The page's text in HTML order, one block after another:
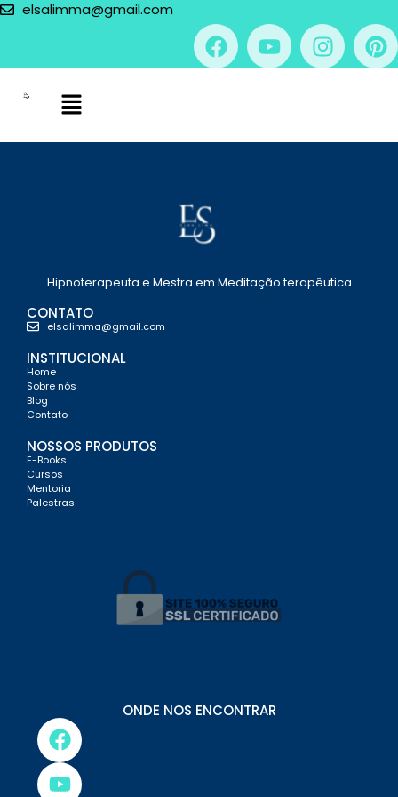
elsalimma@gmail.com
Hipnoterapeuta e Mestra em Meditação terapêutica
CONTATO
elsalimma@gmail.com
INSTITUCIONAL
Home
Sobre nós
Blog
Contato
NOSSOS PRODUTOS
E-Books
Cursos
Mentoria
Palestras
ONDE NOS ENCONTRAR